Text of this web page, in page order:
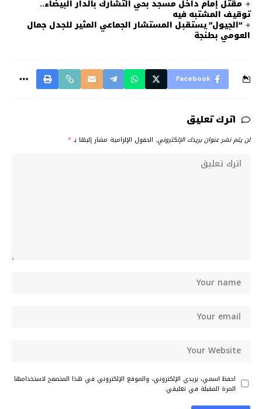
مقتل إمام داخل مسجد بحي التشارك بالدار البيضاء..
توقيف المشتبه فيه
“الجيول” يستقبل المستشار الجماعي المثير للجدل جمال
العومي بطنجة
Facebook
اترك تعليق
لن يتم نشر عنوان بريدك الإلكتروني. الحقول الإلزامية مشار إليها بـ *
احفظ اسمي، بريدي الإلكتروني، والموقع الإلكتروني في هذا المتصفح لاستخدامها
المرة المقبلة في تعليقي.